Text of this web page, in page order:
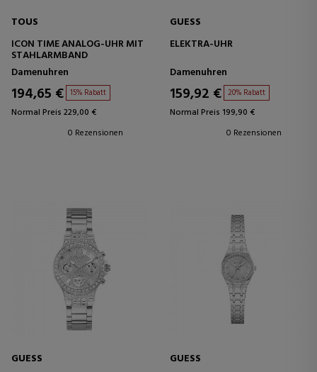
TOUS
ICON TIME ANALOG-UHR MIT
STAHLARMBAND
Damenuhren
194,65 € 15% Rabatt
Normal Preis 229,00 €
0 Rezensionen
GUESS
ELEKTRA-UHR
Damenuhren
159,92 € 20% Rabatt
Normal Preis 199,90 €
0 Rezensionen
GUESS
GUESS